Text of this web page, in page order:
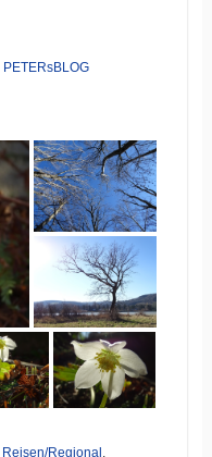
PETERsBLOG
Reisen/Regional ,